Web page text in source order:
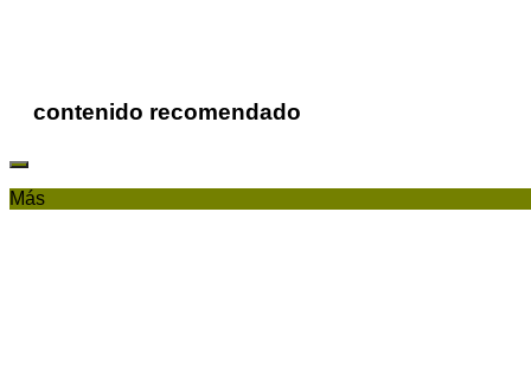
contenido recomendado
Más